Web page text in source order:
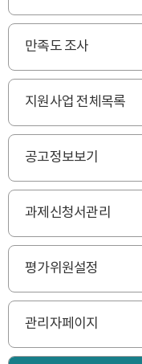
만족도 조사
지원사업 전체목록
공고정보보기
과제신청서관리
평가위원설정
관리자페이지